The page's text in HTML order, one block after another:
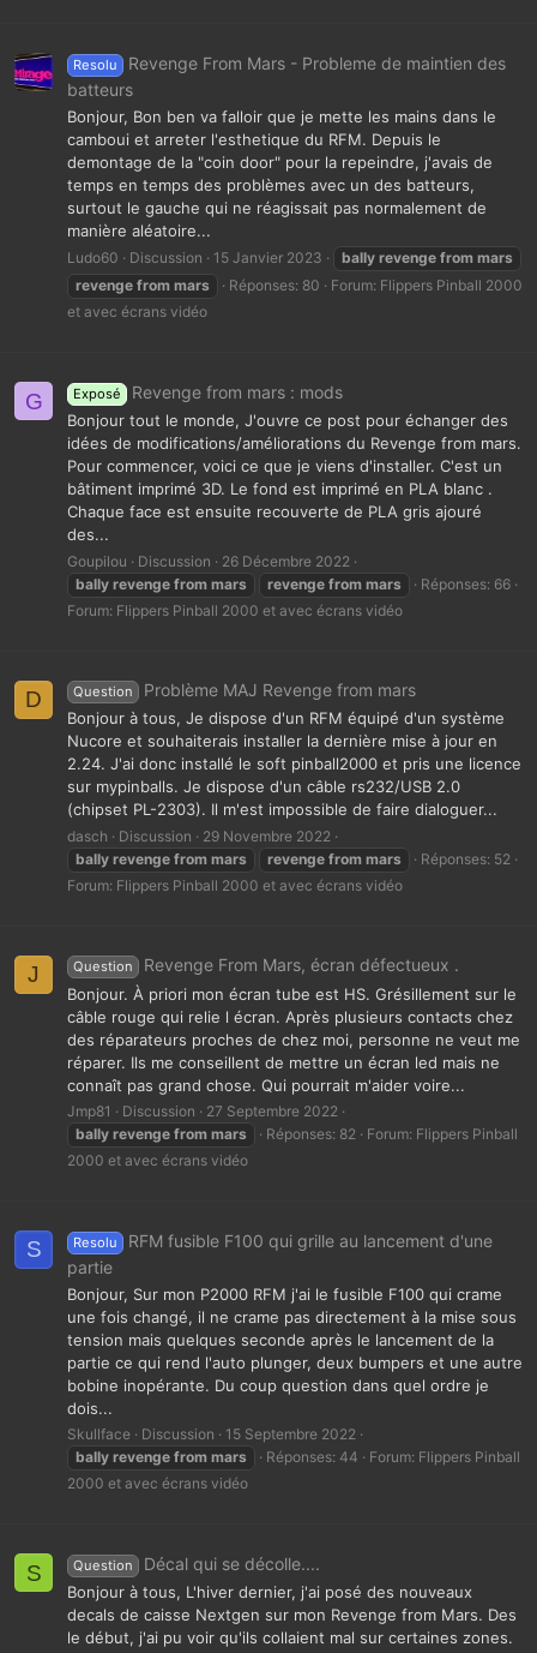
Resolu
Revenge From Mars - Probleme de maintien des
batteurs
Bonjour, Bon ben va falloir que je mette les mains dans le
camboui et arreter l'esthetique du RFM. Depuis le
demontage de la "coin door" pour la repeindre, j'avais de
temps en temps des problèmes avec un des batteurs,
surtout le gauche qui ne réagissait pas normalement de
manière aléatoire...
Ludo60 Discussion 15 Janvier 2023 bally revenge from mars
revenge from mars Réponses: 80 Forum: Flippers Pinball 2000
et avec écrans vidéo
G Exposé Revenge from mars : mods
Bonjour tout le monde, J'ouvre ce post pour échanger des
idées de modifications/améliorations du Revenge from mars.
Pour commencer, voici ce que je viens d'installer. C'est un
bâtiment imprimé 3D. Le fond est imprimé en PLA blanc .
Chaque face est ensuite recouverte de PLA gris ajouré
des...
Goupilou Discussion
26 Décembre 2022
bally revenge from mars revenge from mars
Réponses: 66
Forum: Flippers Pinball 2000 et avec écrans vidéo
D Question Problème MAJ Revenge from mars
Bonjour à tous, Je dispose d'un RFM équipé d'un système
Nucore et souhaiterais installer la dernière mise à jour en
2.24. J'ai donc installé le soft pinball2000 et pris une licence
sur mypinballs. Je dispose d'un câble rs232/USB 2.0
(chipset PL-2303). Il m'est impossible de faire dialoguer...
dasch Discussion
29 Novembre 2022
bally revenge from mars revenge from mars
Réponses: 52
Forum: Flippers Pinball 2000 et avec écrans vidéo
J Question Revenge From Mars, écran défectueux .
Bonjour. À priori mon écran tube est HS. Grésillement sur le
câble rouge qui relie l écran. Après plusieurs contacts chez
des réparateurs proches de chez moi, personne ne veut me
réparer. Ils me conseillent de mettre un écran led mais ne
connaît pas grand chose. Qui pourrait m'aider voire...
Jmp81 Discussion
27 Septembre 2022
bally revenge from mars Réponses: 82 Forum: Flippers Pinball
2000 et avec écrans vidéo
S Resolu
RFM fusible F100 qui grille au lancement d'une
partie
Bonjour, Sur mon P2000 RFM j'ai le fusible F100 qui crame
une fois changé, il ne crame pas directement à la mise sous
tension mais quelques seconde après le lancement de la
partie ce qui rend l'auto plunger, deux bumpers et une autre
bobine inopérante. Du coup question dans quel ordre je
dois...
Skullface Discussion
15 Septembre 2022
bally revenge from mars Réponses: 44 Forum: Flippers Pinball
2000 et avec écrans vidéo
S Question Décal qui se décolle....
Bonjour à tous, L'hiver dernier, j'ai posé des nouveaux
decals de caisse Nextgen sur mon Revenge from Mars. Des
le début, j'ai pu voir qu'ils collaient mal sur certaines zones.